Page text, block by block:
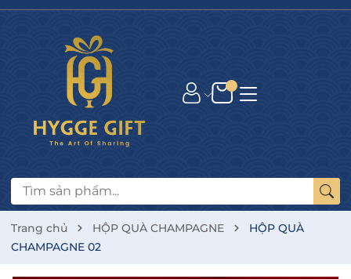
Trang chủ HỘP QUÀ CHAMPAGNE
HỘP QUÀ
CHAMPAGNE 02